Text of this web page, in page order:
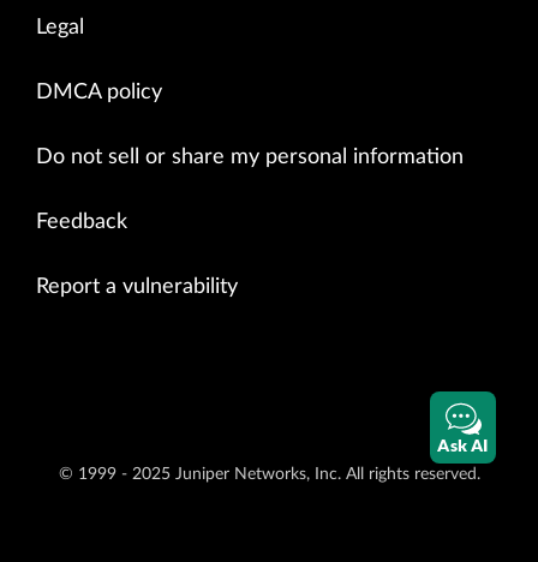
Legal
DMCA policy
Do not sell or share my personal information
Feedback
Report a vulnerability
© 1999 - 2025 Juniper Networks, Inc. All rights reserved.
Ask AI